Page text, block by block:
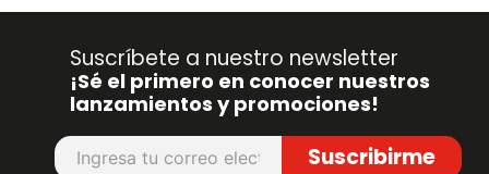
Suscríbete a nuestro newsletter
¡Sé el primero en conocer nuestros
lanzamientos y promociones!
Suscribirme